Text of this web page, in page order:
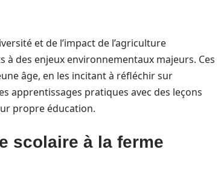
et de l’impact de l’agriculture
des enjeux environnementaux majeurs. Ces
âge, en les incitant à réfléchir sur
apprentissages pratiques avec des leçons
propre éducation.
scolaire à la ferme